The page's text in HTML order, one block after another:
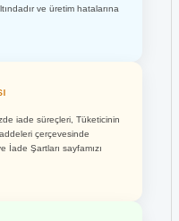
ve üretim hatalarına
iade süreçleri, Tüketicinin
çerçevesinde
İade Şartları sayfamızı